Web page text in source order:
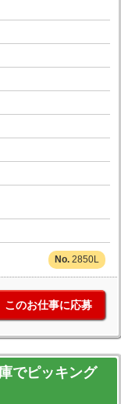
2850L
このお仕事に応募
でピッキング